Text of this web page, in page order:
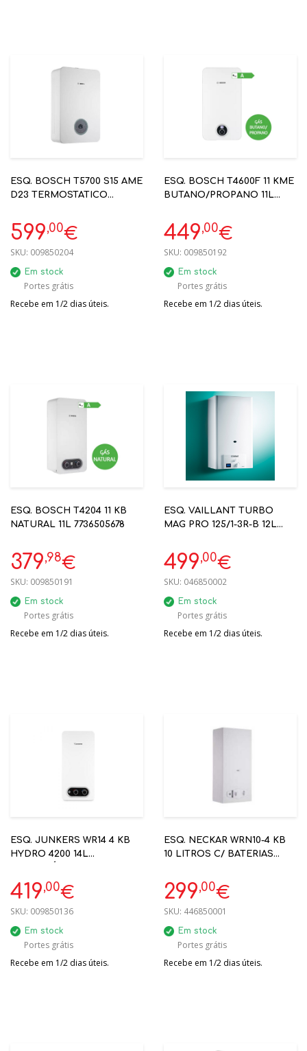
ESQ. BOSCH T5700 S15 AME
D23 TERMOSTATICO
NATURAL
599,00€
SKU: 009850204
Em stock
Portes grátis
Recebe em 1/2 dias úteis.
ESQ. BOSCH T4600F 11 KME
BUTANO/PROPANO 11L
449,00€
SKU: 009850192
Em stock
Portes grátis
Recebe em 1/2 dias úteis.
ESQ. BOSCH T4204 11 KB
NATURAL 11L 7736505678
379,98€
SKU: 009850191
Em stock
Portes grátis
Recebe em 1/2 dias úteis.
ESQ. VAILLANT TURBO
MAG PRO 125/1-3R-B 12L
BUTANO / PROPANO 50230
499,00€
SKU: 046850002
Em stock
Portes grátis
Recebe em 1/2 dias úteis.
ESQ. JUNKERS WR14 4 KB
HYDRO 4200 14L
NATURAL REF.7.736.506.068
419,00€
SKU: 009850136
Em stock
Portes grátis
Recebe em 1/2 dias úteis.
ESQ. NECKAR WRN10-4 KB
10 LITROS C/ BATERIAS
299,00€
SKU: 446850001
Em stock
Portes grátis
Recebe em 1/2 dias úteis.